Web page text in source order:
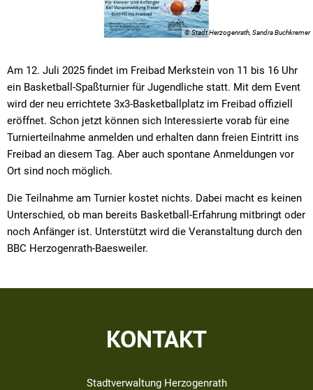
© Stadt Herzogenrath, Sandra Buchkremer
Am 12. Juli 2025 findet im Freibad Merkstein von 11 bis 16 Uhr
ein Basketball-Spaßturnier für Jugendliche statt. Mit dem Event
wird der neu errichtete 3x3-Basketballplatz im Freibad offiziell
eröffnet. Schon jetzt können sich Interessierte vorab für eine
Turnierteilnahme anmelden und erhalten dann freien Eintritt ins
Freibad an diesem Tag. Aber auch spontane Anmeldungen vor
Ort sind noch möglich.
Die Teilnahme am Turnier kostet nichts. Dabei macht es keinen
Unterschied, ob man bereits Basketball-Erfahrung mitbringt oder
noch Anfänger ist. Unterstützt wird die Veranstaltung durch den
BBC Herzogenrath-Baesweiler.
KONTAKT
Stadtverwaltung Herzogenrath